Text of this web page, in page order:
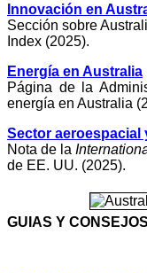
Innovación en
Sección sobre
Index (2025).
Energía en Australia
Página de la
energía en Australia
Sector aeroespacial
Nota de la
de EE. UU. (2025).
GUIAS Y